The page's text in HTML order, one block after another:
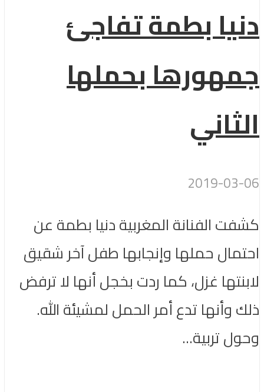
دنيا بطمة تفاجئ
جمهورها بحملها
الثاني
2019-03-06
كشفت الفنانة المغربية دنيا بطمة عن
احتمال حملها وإنجابها طفل آخر شقيق
لابنتها غزل، كما ردت بخجل أنها لا ترفض
ذلك وأنها تدع أمر الحمل لمشيئة الله.
وحول تربية...